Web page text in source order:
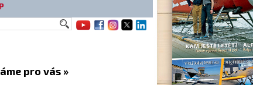
pro vás »